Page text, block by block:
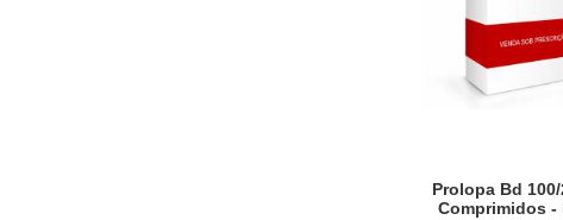
Prolopa Bd
Comprimidos -